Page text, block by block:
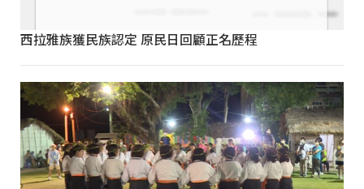
西拉雅族獲民族認定 原民日回顧正名歷程